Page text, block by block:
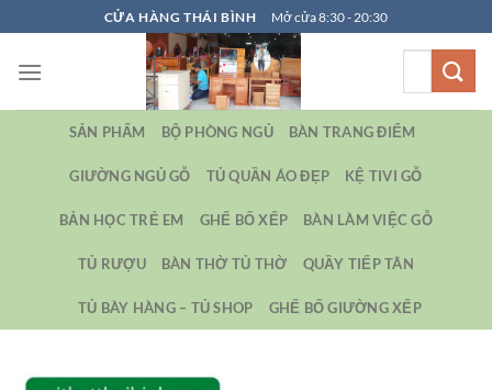
qua
nội
CỬA HÀNG THÁI BÌNH Mở cửa 8:30 - 20:30
SẢN PHẨM BỘ PHÒNG NGỦ BÀN TRANG ĐIỂM
GIƯỜNG NGỦ GỖ TỦ QUẦN ÁO ĐẸP KỆ TIVI GỖ
BẢN HỌC TRẺ EM GHẾ BỐ XẾP BÀN LÀM VIỆC GỖ
TỦ RƯỢU BÀN THỜ TỦ THỜ QUẦY TIẾP TÂN
TỦ BÀY HÀNG – TỦ SHOP GHẾ BỐ GIƯỜNG XẾP